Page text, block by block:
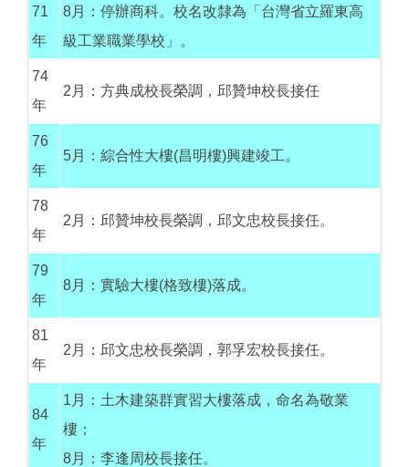
71
年
8月：停辦商科。校名改隸為「台灣省立羅東高
級工業職業學校」。
74
年
2月：方典成校長榮調，邱贊坤校長接任
76
年
5月：綜合性大樓(昌明樓)興建竣工。
78
年
2月：邱贊坤校長榮調，邱文忠校長接任。
79
年
8月：實驗大樓(格致樓)落成。
81
年
2月：邱文忠校長榮調，郭孚宏校長接任。
84
年
1月：土木建築群實習大樓落成，命名為敬業
樓；
8月：李逢周校長接任。